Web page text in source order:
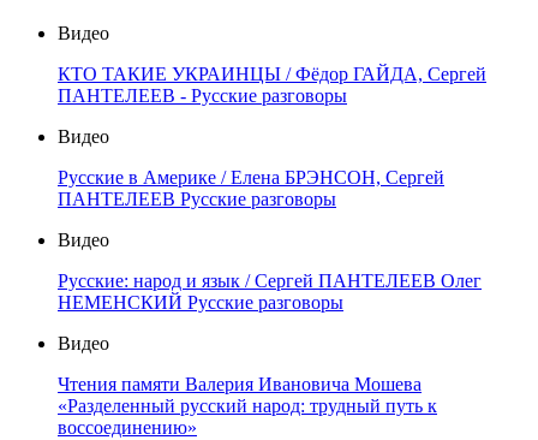
Видео
КТО ТАКИЕ УКРАИНЦЫ / Фёдор ГАЙДА, Сергей
ПАНТЕЛЕЕВ - Русские разговоры
Видео
Русские в Америке / Елена БРЭНСОН, Сергей
ПАНТЕЛЕЕВ Русские разговоры
Видео
Русские: народ и язык / Сергей ПАНТЕЛЕЕВ Олег
НЕМЕНСКИЙ Русские разговоры
Видео
Чтения памяти Валерия Ивановича Мошева
«Разделенный русский народ: трудный путь к
воссоединению»